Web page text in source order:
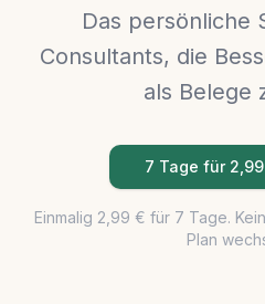
Das persönliche
Consultants, die
als Belege
7 Tage für
Einmalig 2,99 € für 7 Tage.
Plan